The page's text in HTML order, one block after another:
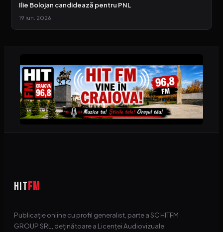
Ilie Bolojan candidează pentru PNL
19 iun. 2026
HITFM
Publicație online cu profil generalist, parte a SC HITFM
GROUP SRL, deținătoare a Licenței Audiovizuale